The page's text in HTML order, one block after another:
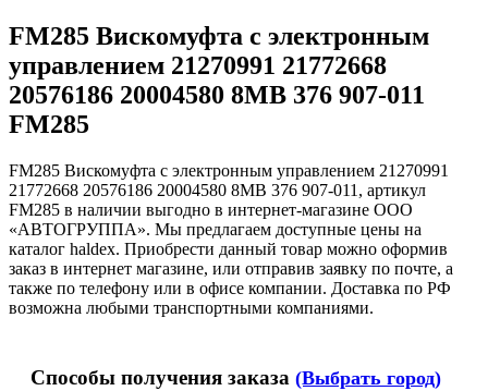
FM285 Вискомуфта с электронным
управлением 21270991 21772668
20576186 20004580 8МВ 376 907-011
FM285
FM285 Вискомуфта с электронным управлением 21270991
21772668 20576186 20004580 8МВ 376 907-011, артикул
FM285 в наличии выгодно в интернет-магазине ООО
«АВТОГРУППА». Мы предлагаем доступные цены на
каталог haldex. Приобрести данный товар можно оформив
заказ в интернет магазине, или отправив заявку по почте, а
также по телефону или в офисе компании. Доставка по РФ
возможна любыми транспортными компаниями.
Способы получения заказа (Выбрать город)